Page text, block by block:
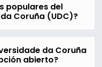
populares del
Coruña (UDC)?
da Coruña
abierto?